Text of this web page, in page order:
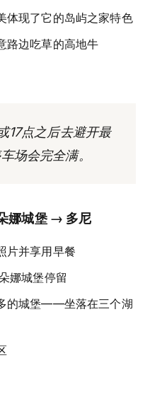
体现了它的岛屿之家特色
路边吃草的高地牛
17点之后去避开最
场会完全满。
娜城堡 → 多尼
片并享用早餐
娜城堡停留
的城堡——坐落在三个湖